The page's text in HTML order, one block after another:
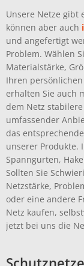
Unsere Netze gibt
können aber auch
und angefertigt
Problem. Wählen
Materialstärke,
Ihren
erhalten Sie auch
dem Netz
umfassender
das
unserer Produkte.
Spanngurten,
Sollten Sie
Netzstärke,
oder eine andere
Netz kaufen,
jetzt bei uns die